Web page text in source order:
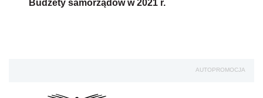
Budżety samorządów w 2021 r.
AUTOPROMOCJA